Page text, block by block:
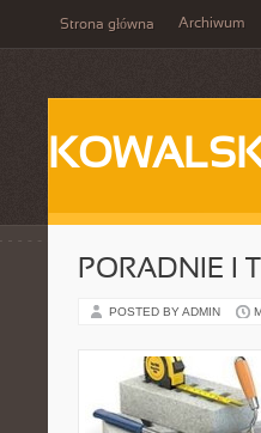
Strona główna Archiwum
PORADNIE I
POSTED BY ADMIN